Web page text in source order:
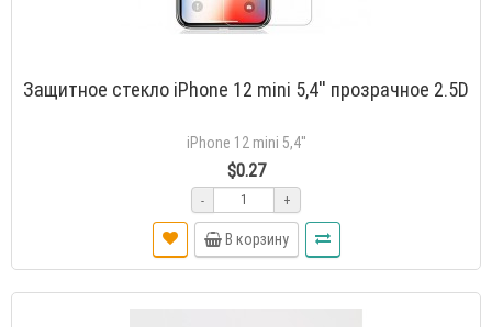
Защитное стекло iPhone 12 mini 5,4'' прозрачное 2.5D
iPhone 12 mini 5,4''
$0.27
- +
В корзину